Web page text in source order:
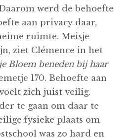
werd de behoefte
aan privacy daar,
ruimte. Meisje
ziet Clémence in het
Bloem beneden bij haar
170. Behoefte aan
zich juist veilig.
te gaan om daar te
fysieke plaats om
was zo hard en